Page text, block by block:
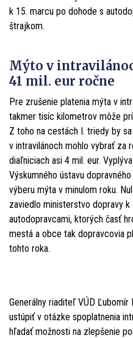
k 15. marcu po dohode s
štrajkom.
Mýto v
41 mil. eur ročne
Pre zrušenie platenia mýta v
takmer tisíc kilometrov môže
Z toho na cestách I. triedy by
v intravilánoch mohlo vybrať za
diaľniciach asi 4 mil. eur.
Výskumného ústavu
výberu mýta v minulom roku.
zaviedlo ministerstvo dopravy
autodopravcami, ktorých časť
mestá a obce tak dopravcovia
tohto roka.
Generálny riaditeľ VÚD
ustúpiť v otázke spoplatnenia
hľadať možnosti na zlepšenie